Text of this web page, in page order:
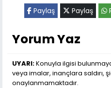
Paylaş
Paylaş
Yorum Yaz
UYARI:Konuyla ilgisi
veya imalar, inançlara saldırı,
onaylanmamaktadır.